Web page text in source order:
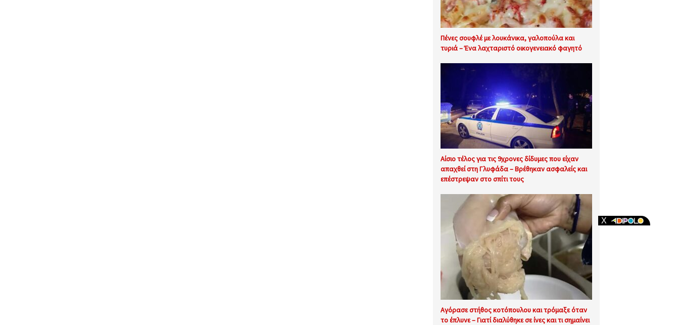
Πένες σουφλέ με λουκάνικα, γαλοπούλα και
τυριά – Ένα λαχταριστό οικογενειακό φαγητό
Αίσιο τέλος για τις 9χρονες δίδυμες που είχαν
απαχθεί στη Γλυφάδα – Βρέθηκαν ασφαλείς και
επέστρεψαν στο σπίτι τους
Αγόρασε στήθος κοτόπουλου και τρόμαξε όταν
το έπλυνε – Γιατί διαλύθηκε σε ίνες και τι σημαίνει